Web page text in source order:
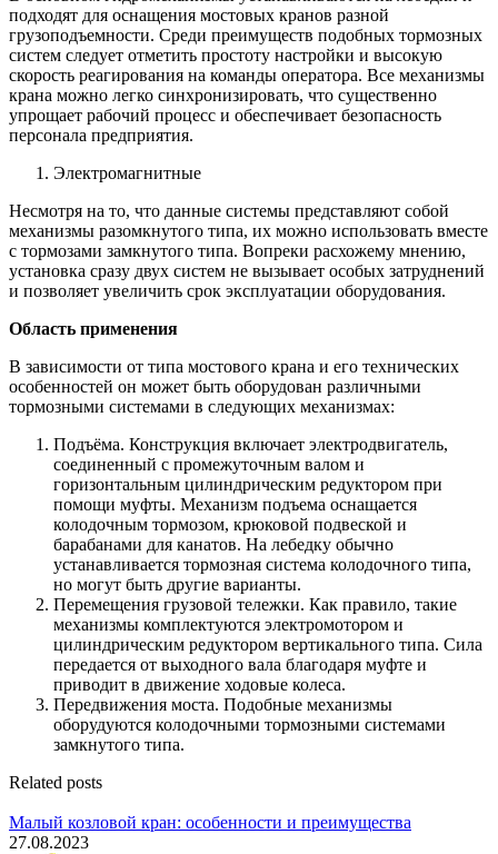
подходят для оснащения мостовых кранов разной
грузоподъемности. Среди преимуществ подобных тормозных
систем следует отметить простоту настройки и высокую
скорость реагирования на команды оператора. Все механизмы
крана можно легко синхронизировать, что существенно
упрощает рабочий процесс и обеспечивает безопасность
персонала предприятия.
Электромагнитные
Несмотря на то, что данные системы представляют собой
механизмы разомкнутого типа, их можно использовать вместе
с тормозами замкнутого типа. Вопреки расхожему мнению,
установка сразу двух систем не вызывает особых затруднений
и позволяет увеличить срок эксплуатации оборудования.
Область применения
В зависимости от типа мостового крана и его технических
особенностей он может быть оборудован различными
тормозными системами в следующих механизмах:
Подъёма. Конструкция включает электродвигатель,
соединенный с промежуточным валом и
горизонтальным цилиндрическим редуктором при
помощи муфты. Механизм подъема оснащается
колодочным тормозом, крюковой подвеской и
барабанами для канатов. На лебедку обычно
устанавливается тормозная система колодочного типа,
но могут быть другие варианты.
Перемещения грузовой тележки. Как правило, такие
механизмы комплектуются электромотором и
цилиндрическим редуктором вертикального типа. Сила
передается от выходного вала благодаря муфте и
приводит в движение ходовые колеса.
Передвижения моста. Подобные механизмы
оборудуются колодочными тормозными системами
замкнутого типа.
Related posts
Малый козловой кран: особенности и преимущества
27.08.2023